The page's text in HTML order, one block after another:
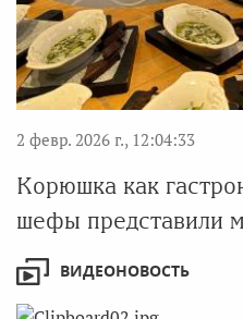
2 февр. 2026 г., 12:04:33
Корюшка как
шефы представили
ВИДЕОНОВОСТЬ